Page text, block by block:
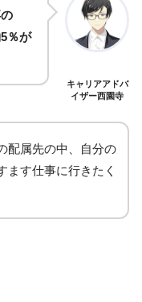
％が
キャリアアドバ
イザー西園寺
配属先の中、自分の
ます仕事に行きたく